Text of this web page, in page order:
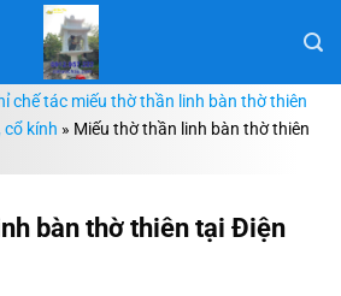
chế tác miếu thờ thần linh bàn thờ thiên
cổ kính » Miếu thờ thần linh bàn thờ thiên
bàn thờ thiên tại Điện